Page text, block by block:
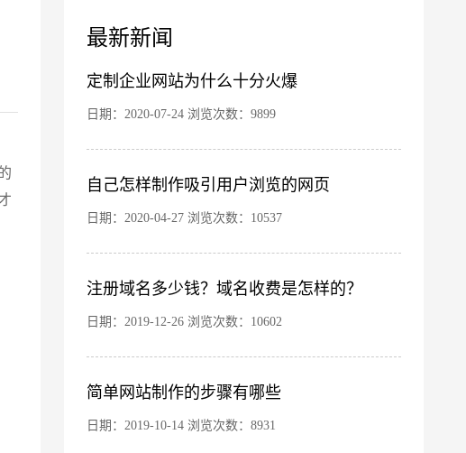
最新新闻
定制企业网站为什么十分火爆
日期：2020-07-24 浏览次数：9899
自己怎样制作吸引用户浏览的网页
日期：2020-04-27 浏览次数：10537
注册域名多少钱？域名收费是怎样的？
日期：2019-12-26 浏览次数：10602
简单网站制作的步骤有哪些
日期：2019-10-14 浏览次数：8931
请输入您的公司名称 名字